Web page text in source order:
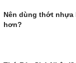
Nên dùng thớt
hơn?